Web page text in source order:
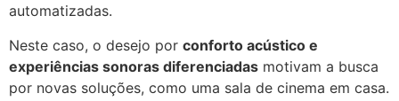
automatizadas.
Neste caso, o desejo por conforto acústico e
experiências sonoras diferenciadas motivam a busca
por novas soluções, como uma sala de cinema em casa.